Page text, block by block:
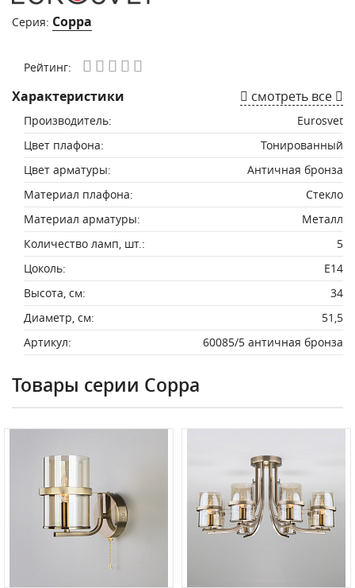
Серия: Coppa
Рейтинг:
Характеристики смотреть все
Производитель:
Eurosvet
Цвет плафона:
Тонированный
Цвет арматуры:
Античная бронза
Материал плафона:
Стекло
Материал арматуры:
Металл
Количество ламп, шт.:
5
Цоколь:
E14
Высота, см:
34
Диаметр, см:
51,5
Артикул:
60085/5 античная бронза
Товары серии Coppa